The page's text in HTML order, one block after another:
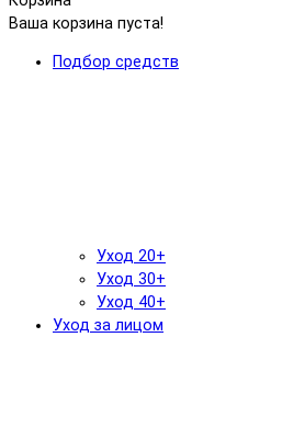
Ваша корзина пуста!
Подбор средств
Уход 20+
Уход 30+
Уход 40+
Уход за лицом